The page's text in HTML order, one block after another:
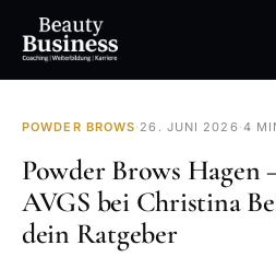
POWDER BROWS· 26. JUNI 2026 ·4
Powder Brows Hagen
AVGS bei Christina
dein Ratgeber